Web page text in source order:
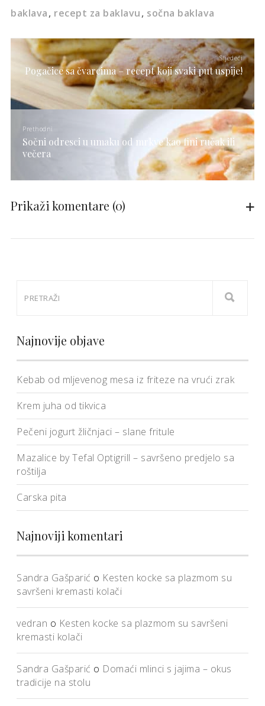
baklava recept za baklavu sočna baklava
Sljedeći
Pogačice sa čvarcima – recept koji svaki put uspije!
Prethodni
Sočni odresci u umaku od mrkve kao fini ručak ili
večera
Prikaži komentare (0)
Najnovije objave
Kebab od mljevenog mesa iz friteze na vrući zrak
Krem juha od tikvica
Pečeni jogurt žličnjaci – slane fritule
Mazalice by Tefal Optigrill – savršeno predjelo sa
roštilja
Carska pita
Najnoviji komentari
Sandra Gašparić o Kesten kocke sa plazmom su
savršeni kremasti kolači
vedran o Kesten kocke sa plazmom su savršeni
kremasti kolači
Sandra Gašparić o Domaći mlinci s jajima – okus
tradicije na stolu